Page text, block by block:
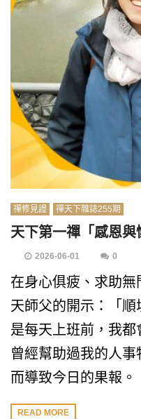
禪修見證 禪天下雜誌255期
天下第一禪「感恩與
2026-06-01 0
在身心俱疲、求助
天師父的開示：「
是每天上班前，我
曾經幫助過我的人
而導致今日的果報。
READ MORE